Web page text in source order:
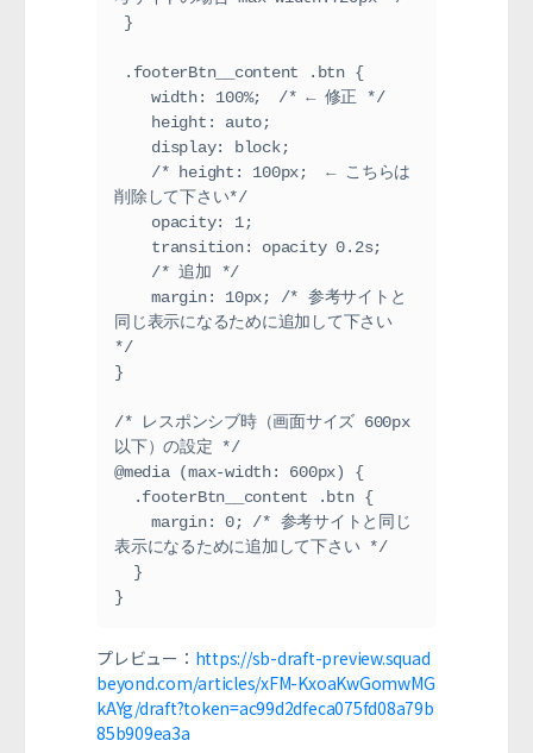
    width: 100%;　/* ← 修正 */
削除して下さい*/
    margin: 10px; /* 参考サイトと
同じ表示になるために追加して下さい
*/
}
/* レスポンシブ時（画面サイズ 600px
以下）の設定 */
@media (max-width: 600px) {
    margin: 0; /* 参考サイトと同じ
表示になるために追加して下さい */
}
プレビュー： https://sb-draft-preview.squad
beyond.com/articles/xFM-KxoaKwGomwMG
kAYg/draft?token=ac99d2dfeca075fd08a79b
85b909ea3a